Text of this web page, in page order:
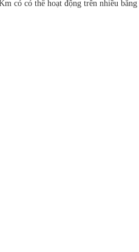
có có thể hoạt động trên nhiều